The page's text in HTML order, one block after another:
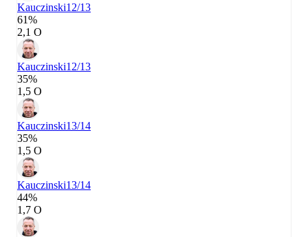
Kauczinski12/13
61%
2,1 О
Kauczinski12/13
35%
1,5 О
Kauczinski13/14
35%
1,5 О
Kauczinski13/14
44%
1,7 О